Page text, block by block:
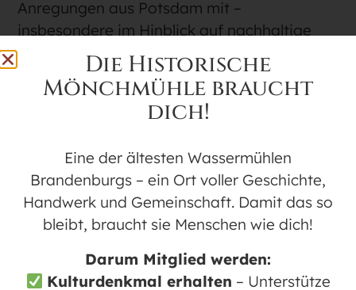
Anregungen aus Potsdam mit –
insbesondere im Hinblick auf nachhaltige
Museumsarbeit, Digitalisierung und die
Stärkung regionaler Kulturorte.
Die Historische
Mönchmühle braucht
dich!
Eine der ältesten Wassermühlen
Brandenburgs – ein Ort voller Geschichte,
Handwerk und Gemeinschaft. Damit das so
bleibt, braucht sie Menschen wie dich!
Darum Mitglied werden:
Kulturdenkmal erhalten – Unterstütze